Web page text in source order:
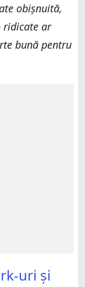
obișnuită,
ridicate ar
bună pentru
uri și